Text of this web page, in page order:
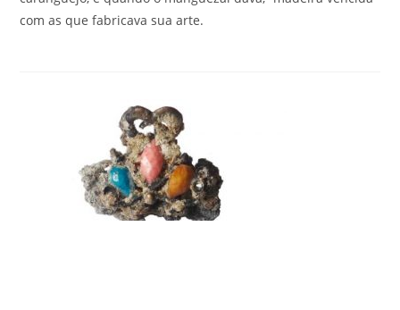
com as que fabricava sua arte.